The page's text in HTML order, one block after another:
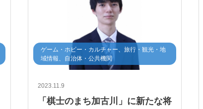
ゲーム・ホビー・カルチャー、旅行・観光・地
域情報、自治体・公共機関
2023.11.9
「棋士のまち加古川」に新たな将